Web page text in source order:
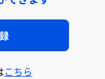
こちら